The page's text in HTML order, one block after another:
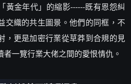
黃金年代」的縮影------既有恩怨糾
交織的共生圖景。他們的同框，不
，更是加密行業從草莽到合規的見
一覽行業大佬之間的愛恨情仇。